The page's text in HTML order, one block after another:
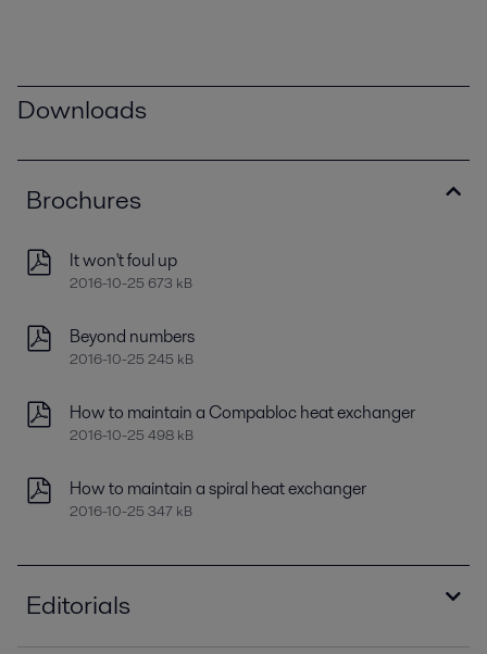
Downloads
Brochures
It won't foul up
2016-10-25 673 kB
Beyond numbers
2016-10-25 245 kB
How to maintain a Compabloc heat exchanger
2016-10-25 498 kB
How to maintain a spiral heat exchanger
2016-10-25 347 kB
Editorials